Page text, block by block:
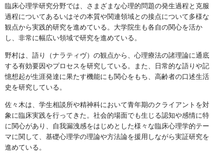
臨床心理学研究分野では、さまざまな心理的問題の発生過程と克服
過程についてあるいはその本質や関連領域との接点について多様な
観点から実践的研究を進めている。大学院生も各自の関心を活か
し、非常に幅広い領域で研究を進めている。
野村は、語り（ナラティヴ）の観点から、心理療法の諸理論に通底
する有効要因やプロセスを研究している。また、日常的な語りや記
憶想起が生涯発達に果たす機能にも関心をもち、高齢者の口述生活
史を研究している。
佐々木は、学生相談所や精神科において青年期のクライアントを対
象に臨床実践を行ってきた。社会的場面でも生じる認知や感情に特
に関心があり、自我漏洩感をはじめとした様々な臨床心理学的テー
マに関して、基礎心理学の理論や方法論を援用しながら実証研究を
進めている。